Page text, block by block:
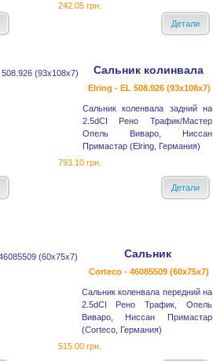
242.05 грн.
Детали
Сальник колинвала
Elring - EL 508.926 (93x108x7)
Сальник коленвала задний на
2.5dCI Рено Трафик/Мастер
Опель Виваро, Ниссан
Примастар (Elring, Германия)
793.10 грн.
Детали
Сальник
Corteco - 46085509 (60x75x7)
Сальник коленвала передний на
2.5dCI Рено Трафик, Опель
Виваро, Ниссан Примастар
(Corteco, Германия)
515.00 грн.